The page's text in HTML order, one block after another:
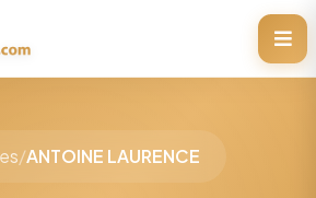
/ANTOINE LAURENCE